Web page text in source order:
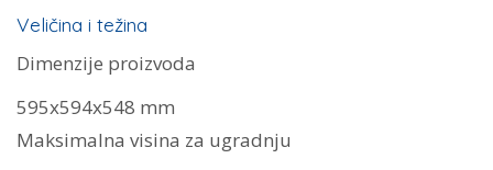
Veličina i težina
Dimenzije proizvoda
595x594x548 mm
Maksimalna visina za ugradnju